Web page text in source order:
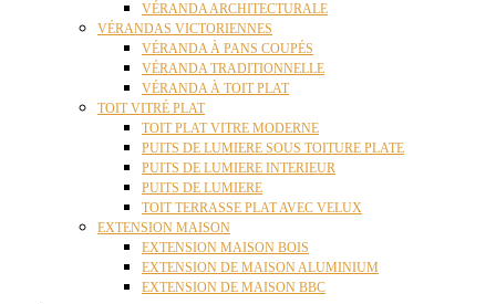
VÉRANDA ARCHITECTURALE
VÉRANDAS VICTORIENNES
VÉRANDA À PANS COUPÉS
VÉRANDA TRADITIONNELLE
VÉRANDA À TOIT PLAT
TOIT VITRÉ PLAT
TOIT PLAT VITRE MODERNE
PUITS DE LUMIERE SOUS TOITURE PLATE
PUITS DE LUMIERE INTERIEUR
PUITS DE LUMIERE
TOIT TERRASSE PLAT AVEC VELUX
EXTENSION MAISON
EXTENSION MAISON BOIS
EXTENSION DE MAISON ALUMINIUM
EXTENSION DE MAISON BBC